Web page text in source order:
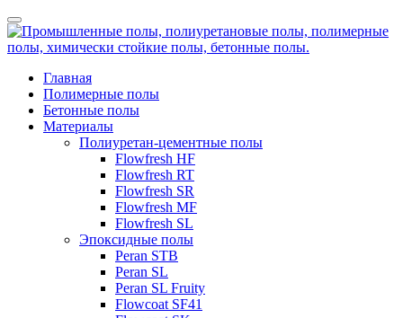
Главная
Полимерные полы
Бетонные полы
Материалы
Полиуретан-цементные полы
Flowfresh HF
Flowfresh RT
Flowfresh SR
Flowfresh MF
Flowfresh SL
Эпоксидные полы
Peran STB
Peran SL
Peran SL Fruity
Flowcoat SF41